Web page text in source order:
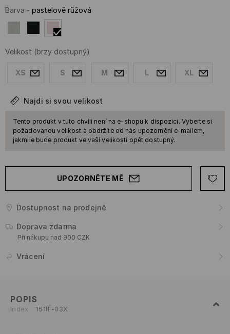
Barva - pastelově růžová
Velikost (brzy dostupný)
XS S M L XL
Najdi si svou velikost
Tento produkt v tuto chvíli není na e-shopu k dispozici. Vyberte si
požadovanou velikost a obdržíte od nás upozornění e-mailem,
jakmile bude produkt ve vaší velikosti opět dostupný.
UPOZORNĚTE MĚ
Dostupnost na prodejně
Doprava zdarma
Při nákupu nad 900 CZK
Vrácení
POPIS
Index 151IF-03X